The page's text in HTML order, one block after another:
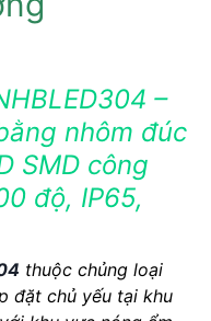
–
nhôm đúc
SMD công
độ, IP65,
thuộc chủng loại
đặt chủ yếu tại khu